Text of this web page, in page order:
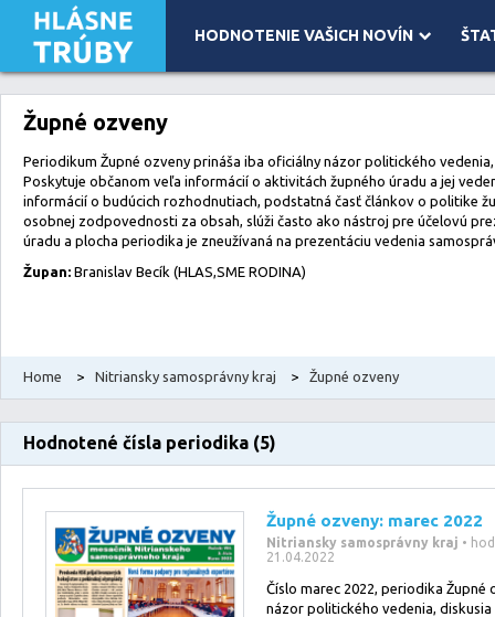
HODNOTENIE VAŠICH NOVÍN
Leaflet| Map data ©OpenStreetMapcontributors, Imagery ©Mapbox
Župné ozveny
Periodikum Župné ozveny prináša iba oficiálny názor politického
Poskytuje občanom veľa informácií o aktivitách župného úradu a jej
informácií o budúcich rozhodnutiach, podstatná časť článkov o politike
osobnej zodpovednosti za obsah, slúži často ako nástroj pre účelovú
úradu a plocha periodika je zneužívaná na prezentáciu vedenia
Župan: Branislav Becík (HLAS,SME RODINA)
Home > Nitriansky samosprávny kraj > Župné ozveny
Hodnotené čísla periodika (5)
Župné ozveny: marec 2022
Nitriansky samosprávny kraj •
21.04.2022
Číslo marec 2022, periodika Župné
názor politického vedenia, diskusia